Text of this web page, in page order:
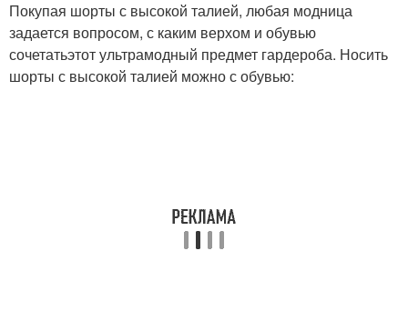
Покупая шорты с высокой талией, любая модница
задается вопросом, с каким верхом и обувью
сочетатьэтот ультрамодный предмет гардероба. Носить
шорты с высокой талией можно с обувью: